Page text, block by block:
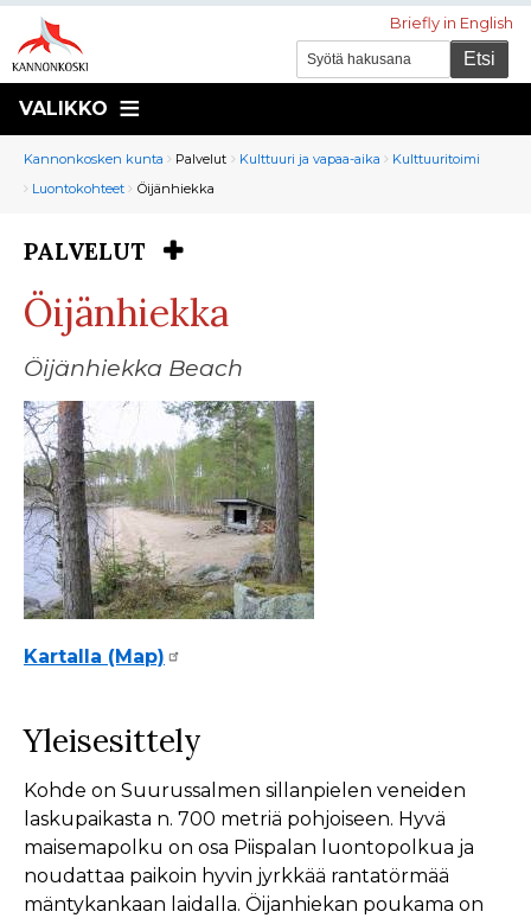
Briefly in English
VALIKKO
Murupolku
You
are
Kannonkosken kunta Palvelut Kulttuuri ja vapaa-aika
Kulttuuritoimi
Luontokohteet
Öijänhiekka
You
here:
PALVELUT
Öijänhiekka
Öijänhiekka Beach
Kartalla (Map)
Yleisesittely
Kohde on Suurussalmen sillanpielen veneiden
laskupaikasta n. 700 metriä pohjoiseen. Hyvä
maisemapolku on osa Piispalan luontopolkua ja
noudattaa paikoin hyvin jyrkkää rantatörmää
mäntykankaan laidalla. Öijanhiekan poukama on